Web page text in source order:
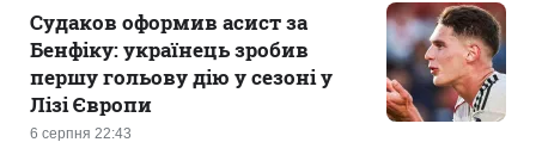
6 серпня 22:43
Судаков оформив асист за
Бенфіку: українець зробив
першу гольову дію у сезоні у
Лізі Європи